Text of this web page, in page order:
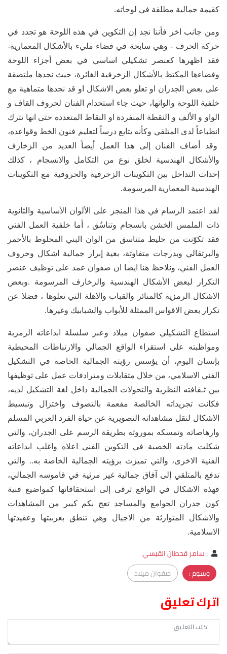
كقيمة جمالية مطلقة في لوحاته.
ومن جانب اخر فأننا نجد إن التكوين في هذه اللوحة هو تجدد في
حركة الحرف - وهي سابحة في فضاء مليء بالأشكال المعمارية-
فقد اظهرها كعنصر تشكيلي اساسي في بعض أجزاء اللوحة
وفضاءها المكتظ بالأشكال الزخرفية الغائرة، حيث نجدها ملتصقة
على بعض الجدران او تعلو بعض الاشكال او قد نجدها متماهية مع
خلفية اللوحة والوانها، حيث جاء استخدام الفنان لحروف القاف و
الواو و الألف و النقطة المنفردة او النقاط المتعددة حتى انها تترك
انطباعاً لدى المتلقي وكأنه يتابع درساً لتعليم فنون الخط وقواعده،
وقد أضاف الفنان إلى هذا العمل أيضاً العديد من الزخارف
والأشكال الهندسية لخلق نوع من التكامل والانسجام ، كذلك
إحداث التداخل بين التكوينات الزخرفية والحروفية مع التكوينات
الهندسية المعمارية المرسومة.
لقد اعتمد الرسام في هذا المنجز على الألوان الأساسية والثانوية
ذات الملمس الخشن بانسجام وتناسُق ، أما خلفية العمل الفني
فقد تكوّنت من خليط متناسق من الوان البني المخلوط بالأحمر
والبرتقالي وبدرجات متفاوتة، بغية إبراز جمالية اشكال وحروف
العمل الفني، ونلاحظ هنا ايضا ان صفوان عمد على توظيف عنصر
التكرار لبعض الأشكال الهندسية والزخارف المرسومة .وبعض
الاشكال الرمزية كالمنائر والقباب والاهلة التي تعلوها ، فضلا عن
تكرار بعض الاقواس الممثلة للأبواب والشبابيك وغيرها.
استطاع التشكيلي صفوان ميلاد وعبر سلسلة ابداعاته الرمزية
ومواظبته على استقراء الواقع الجمالي والارتباطات المحيطية
بإنسان اليوم، أن يؤسس رؤيته الجمالية الخاصة في التشكيل
الفني الاسلامي، من خلال متقابلات ومترادفات عمل على توظيفها
بين ثـقافته النظرية والتحولات الجمالية داخل لغة التشكيل لديه،
فكانت تجريداته الخالصة مفعمة بالتصوف واختزال وتبسيط
الاشكال لنقل مشاهداته التصويرية عن حياة الفرد العربي المسلم
وارهاصاته وتمسكه بموروثه بطريقة الرسم على الجدران، والتي
شكلت مادته الخصبة في التكوين الفني اعلاه واغلب ابداعاته
الفنية الاخرى، والتي تميزت برؤيته الجمالية الخاصة به.. والتي
تدفع بالمتلقي إلى آفاق جمالية غير مرئية في قاموسه الجمالي،
فهذه الاشكال في الواقع ترقى إلى استحقاقاتها كمواضيع فنية
كون جدران الجوامع والمساجد تعج بكم كبير من المشاهدات
والاشكال المتوارثة من الاجيال وهي تنطق بعربيتها وعقيدتها
الاسلامية.
:سامر قحطان القيسي
وسوم :
صفوان ميلاد
اترك تعليق